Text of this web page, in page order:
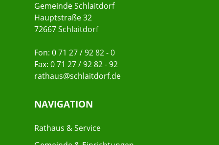
Gemeinde Schlaitdorf
Hauptstraße 32
72667 Schlaitdorf
Fon: 0 71 27 / 92 82 - 0
Fax: 0 71 27 / 92 82 - 92
rathaus@schlaitdorf.de
NAVIGATION
Rathaus & Service